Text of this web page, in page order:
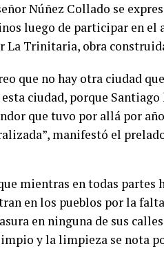
Núñez Collado se
luego de participar en el
La Trinitaria, obra
que no hay otra ciudad
ciudad, porque
que tuvo por allá por
manifestó el
mientras en todas partes
en los pueblos por la
en ninguna de sus
y la limpieza se nota